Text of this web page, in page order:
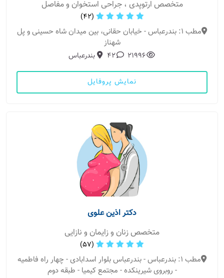
متخصص ارتوپدی ، جراحی استخوان و مفاصل
(42)
مطب 1: بندرعباس - خیابان حقانی، بین میدان شاه حسینی و پل
شهناز
21996
42 بندرعباس
نمایش پروفایل
دکتر اذین علوی
متخصص زنان و زایمان و نازایی
(57)
مطب 1: بندرعباس - بندرعباس بلوار اسدابادی - چهار راه فاطمیه
- روبروی شیرینکده - مجتمع کیمیا - طبقه دوم